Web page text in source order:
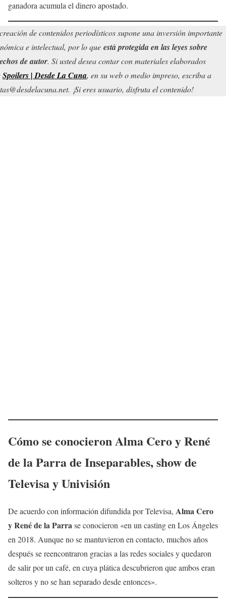
ganadora acumula el dinero apostado.
de contenidos periodísticos supone una inversión importante
e intelectual, por lo que está protegida en las leyes sobre
de autor. Si usted desea contar con materiales elaborados
Spoilers | Desde La Cuna, en su web o medio impreso, escriba a
¡Si eres usuario, disfruta el contenido!
Cómo se conocieronAlma CeroyRené
de la Parrade Inseparables, show de
Televisa y Univisión
De acuerdo con información difundida por Televisa, Alma Cero
yRené de la Parrase conocieron «en un casting en Los Ángeles
en 2018. Aunque no se mantuvieron en contacto, muchos años
después se reencontraron gracias a las redes sociales y quedaron
de salir por un café, en cuya plática descubrieron que ambos eran
solteros y no se han separado desde entonces».